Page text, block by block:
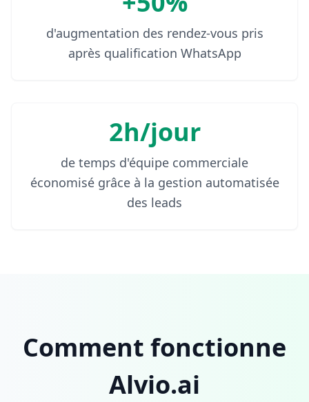
d'augmentation des rendez-vous pris
après qualification WhatsApp
2h/jour
de temps d'équipe commerciale
économisé grâce à la gestion automatisée
des leads
Comment fonctionne
Alvio.ai